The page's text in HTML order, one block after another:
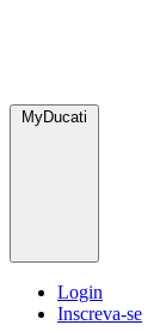
MyDucati
Login
Inscreva-se